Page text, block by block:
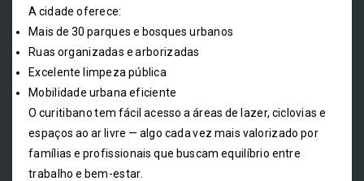
A cidade oferece:
Mais de 30 parques e bosques urbanos
Ruas organizadas e arborizadas
Excelente limpeza pública
Mobilidade urbana eficiente
O curitibano tem fácil acesso a áreas de lazer, ciclovias e
espaços ao ar livre — algo cada vez mais valorizado por
famílias e profissionais que buscam equilíbrio entre
trabalho e bem-estar.